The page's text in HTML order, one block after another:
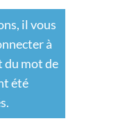
il vous
à
du mot de
été